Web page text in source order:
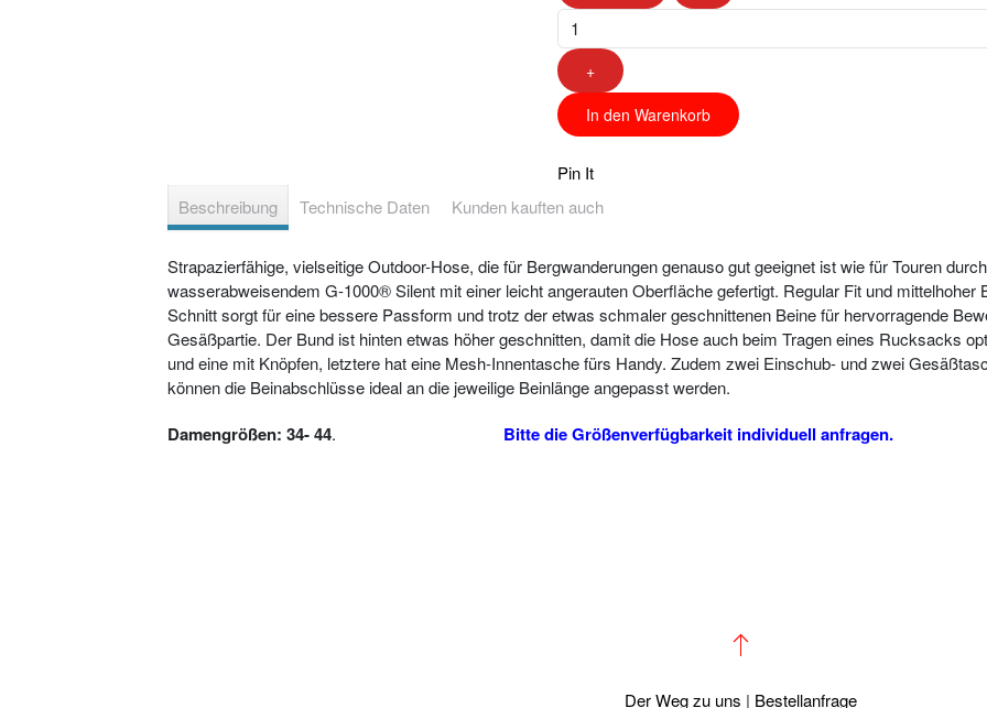
+
In den Warenkorb
Pin It
Beschreibung
Technische Daten Kunden kauften auch
Strapazierfähige, vielseitige Outdoor-Hose, die für Bergwanderungen genauso gut geeignet ist wie für Touren
wasserabweisendem G-1000® Silent mit einer leicht angerauten Oberfläche gefertigt. Regular Fit und mittelhoher
Schnitt sorgt für eine bessere Passform und trotz der etwas schmaler geschnittenen Beine für hervorragende
Gesäßpartie. Der Bund ist hinten etwas höher geschnitten, damit die Hose auch beim Tragen eines Rucksacks
und eine mit Knöpfen, letztere hat eine Mesh-Innentasche fürs Handy. Zudem zwei Einschub- und zwei
können die Beinabschlüsse ideal an die jeweilige Beinlänge angepasst werden.
Damengrößen: 34- 44. Bitte die Größenverfügbarkeit individuell anfragen.
Der Weg zu uns | Bestellanfrage